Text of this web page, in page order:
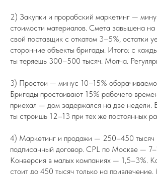
2) Закупки и прорабский маркетинг —
стоимости материалов. Смета завышена
свой поставщик с откатом 3–5%, остатки
сторонние объекты бригады. Итого: с
ты теряешь 300–500 тысяч. Молча.
3) Простои — минус 10–15%
Бригады простаивают 15% рабочего
приехал — дом задержался на две недели.
ты строишь 12–13 при тех же постоянных
4) Маркетинг и продажи — 250–450 тысяч
подписанный договор. CPL по Москве —
Конверсия в малых компаниях — 1,5–3%.
стоит до 450 тысяч только на